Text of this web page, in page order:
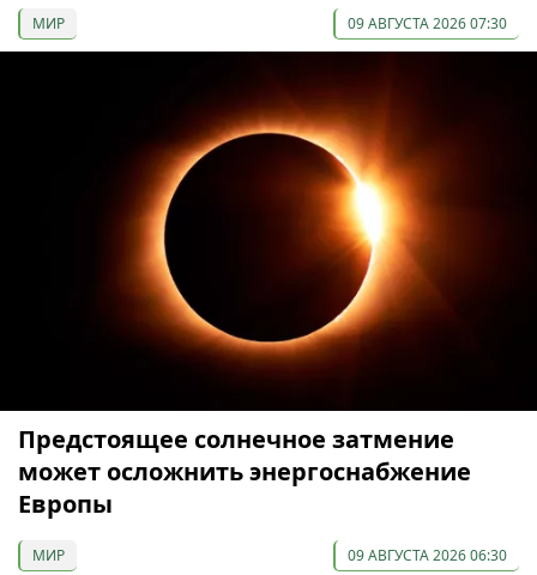
МИР 09 АВГУСТА 2026 07:30
Предстоящее солнечное затмение
может осложнить энергоснабжение
Европы
МИР 09 АВГУСТА 2026 06:30